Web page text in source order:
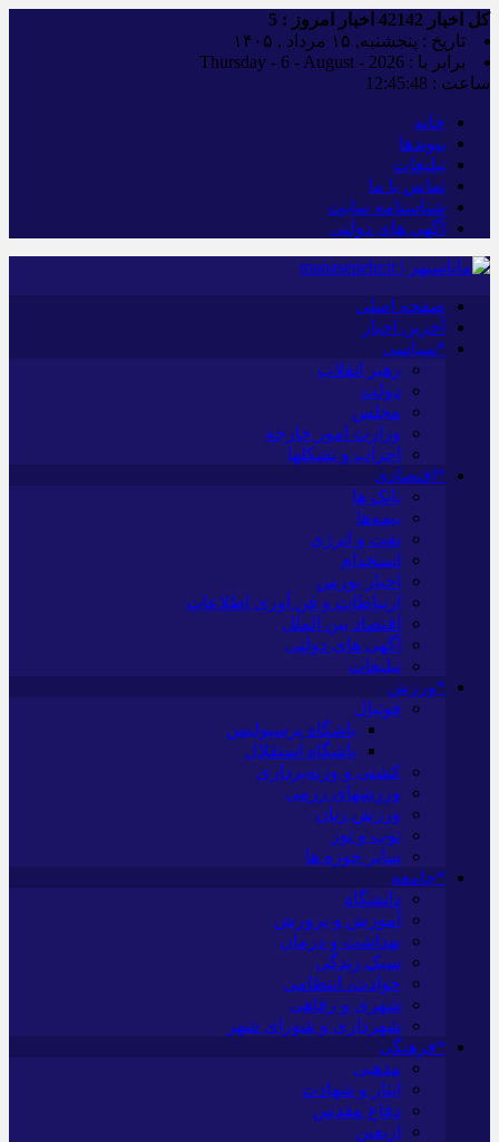
کل اخبار اخبار امروز : 5
تاریخ : پنجشنبه, ۱۵ مرداد , ۱۴۰۵
برابر با : Thursday - 6 - August - 2026
ساعت : 12:45:49
خانه
پیوندها
تبلیغات
تماس با ما
شناسنامه سایت
آگهی های دولتی
صفحه اصلی
آخرین اخبار
*سیاسی
رهبر انقلاب
دولت
مجلس
وزارت امور خارجه
احزاب و تشکلها
*اقتصادی
بانک ها
بیمه‌ها
نفت و انرژی
استخدام
اخبار بورس
ارتباطات و فن آوری اطلاعات
اقتصاد بین الملل
آگهی های دولتی
تبلیغات
*ورزش
فوتبال
باشگاه پرسپولیس
باشگاه استقلال
کشتی و وزنه‌برداری
ورزشهای رزمی
ورزش زنان
توپ و تور
سایر حوزه ها
*جامعه
دانشگاه
آموزش و پرورش
بهداشت و درمان
سبک زندگی
حوادث، انتظامی
شهری و رفاهی
شهرداری و شورای شهر
*فرهنگی
مذهبی
ایثار و شهادت
دفاع مقدس
اربعین